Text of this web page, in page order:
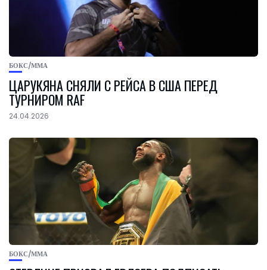
БОКС/ММА
ЦАРУКЯНА СНЯЛИ С РЕЙСА В США ПЕРЕД
ТУРНИРОМ RAF
24.04.2026
БОКС/ММА